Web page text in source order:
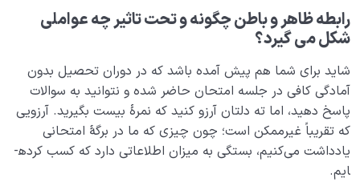
نقش الگو در حیات انسان
نسبت دنیا به آخرت
سنّت‌های الهی 0/20
سنت‌های الهی، فرمول‌ها و قواعد ریاضی حاکم بر خلقت‌اند
رابطه ظاهر و باطن چگونه و تحت تاثیر چه عواملی
شکل می گیرد؟
شاید برای شما هم پیش آمده باشد که در دوران تحصیل بدون
آمادگی کافی در جلسه امتحان حاضر شده و نتوانید به سوالات
پاسخ دهید، اما ته دلتان آرزو کنید که نمرۀ بیست بگیرید. آرزویی
که تقریباً غیرممکن است؛ چون چیزی که ما در برگۀ امتحانی
یادداشت می‌کنیم، بستگی به میزان اطلاعاتی دارد که کسب کرده­
ایم.